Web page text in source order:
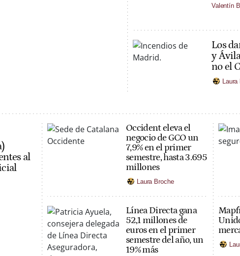
Valentín
Los
y
no el
al
Occident eleva el
negocio de GCO un
7,9% en el primer
semestre, hasta 3.695
millones
Laura Broche
Línea Directa gana
52,1 millones de
euros en el primer
semestre del año, un
19% más